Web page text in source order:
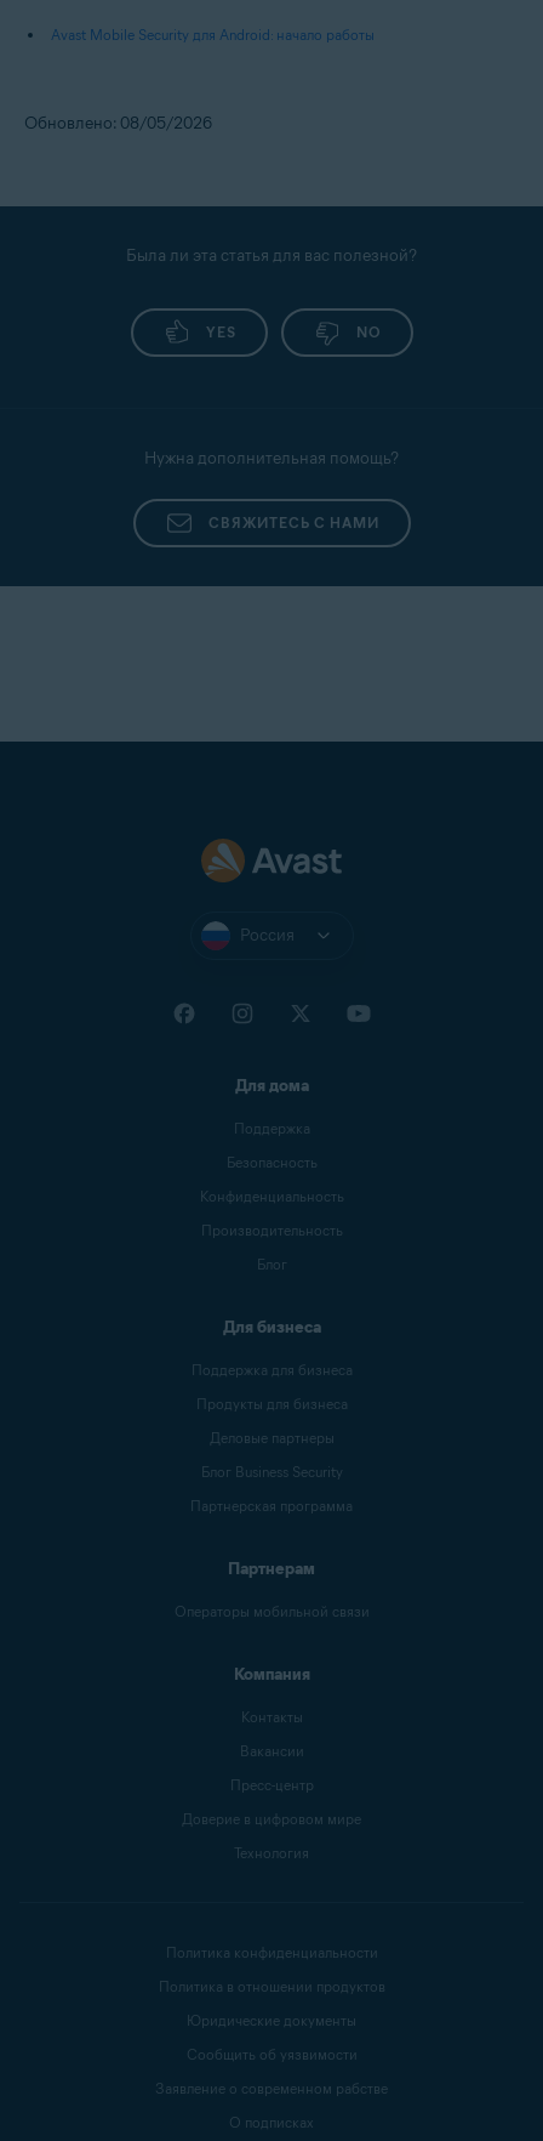
Avast Mobile Security для Android: начало работы
Обновлено: 08/05/2026
Была ли эта статья для вас полезной?
YES NO
Нужна дополнительная помощь?
СВЯЖИТЕСЬ С НАМИ
Россия
Для дома
Поддержка
Безопасность
Конфиденциальность
Производительность
Блог
Для бизнеса
Поддержка для бизнеса
Продукты для бизнеса
Деловые партнеры
Блог Business Security
Партнерская программа
Партнерам
Операторы мобильной связи
Компания
Контакты
Вакансии
Пресс-центр
Доверие в цифровом мире
Технология
Политика конфиденциальности
Политика в отношении продуктов
Юридические документы
Сообщить об уязвимости
Заявление о современном рабстве
О подписках